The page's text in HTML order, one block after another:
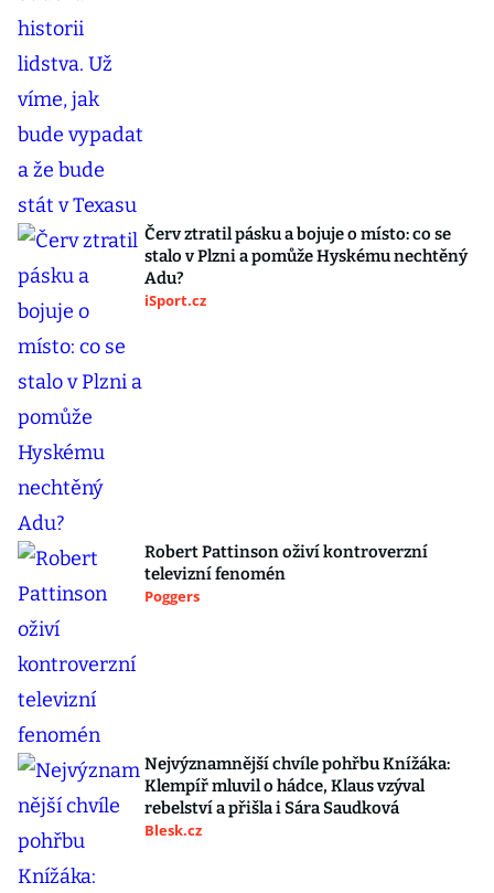
Červ ztratil pásku a bojuje o místo: co se
stalo v Plzni a pomůže Hyskému nechtěný
Adu?
iSport.cz
Robert Pattinson oživí kontroverzní
televizní fenomén
Poggers
Nejvýznamnější chvíle pohřbu Knížáka:
Klempíř mluvil o hádce, Klaus vzýval
rebelství a přišla i Sára Saudková
Blesk.cz